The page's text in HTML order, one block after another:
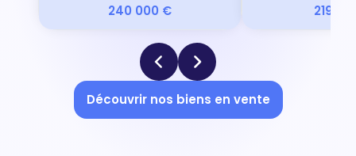
240 000 € 219
Découvrir nos biens en vente